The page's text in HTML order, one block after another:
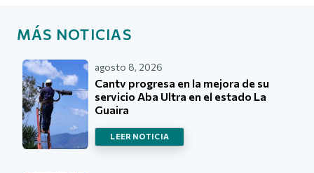
MÁS NOTICIAS
agosto 8, 2026
Cantv progresa en la mejora de su
servicio Aba Ultra en el estado La
Guaira
LEER NOTICIA